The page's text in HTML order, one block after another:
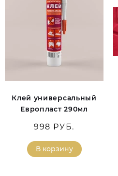
Клей универсальный
Европласт 290мл
998 РУБ.
В корзину